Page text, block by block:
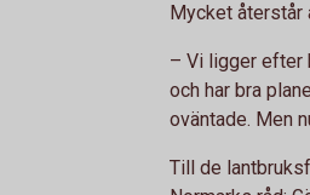
Mycket återstår
– Vi ligger efter
och har bra
oväntade. Men
Till de